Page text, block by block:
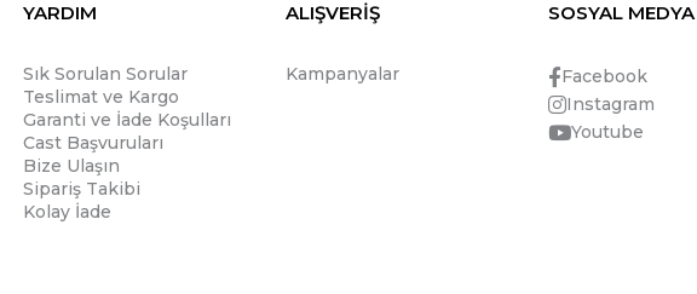
YARDIM
Sık Sorulan Sorular
Teslimat ve Kargo
Garanti ve İade Koşulları
Cast Başvuruları
Bize Ulaşın
Sipariş Takibi
Kolay İade
ALIŞVERİŞ
Kampanyalar
SOSYAL MEDYA
Facebook
Instagram
Youtube